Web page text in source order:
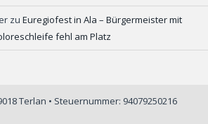
zu Euregiofest in Ala – Bürgermeister mit
fehl am Platz
Terlan • Steuernummer: 94079250216